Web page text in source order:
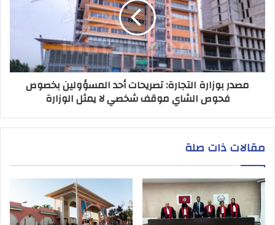
مصدر بوزارة التجارة: تصريحات أحد المسؤولين بخصوص
فحوص الشاي موقف شخصي لا يمثل الوزارة
مقالات ذات صلة